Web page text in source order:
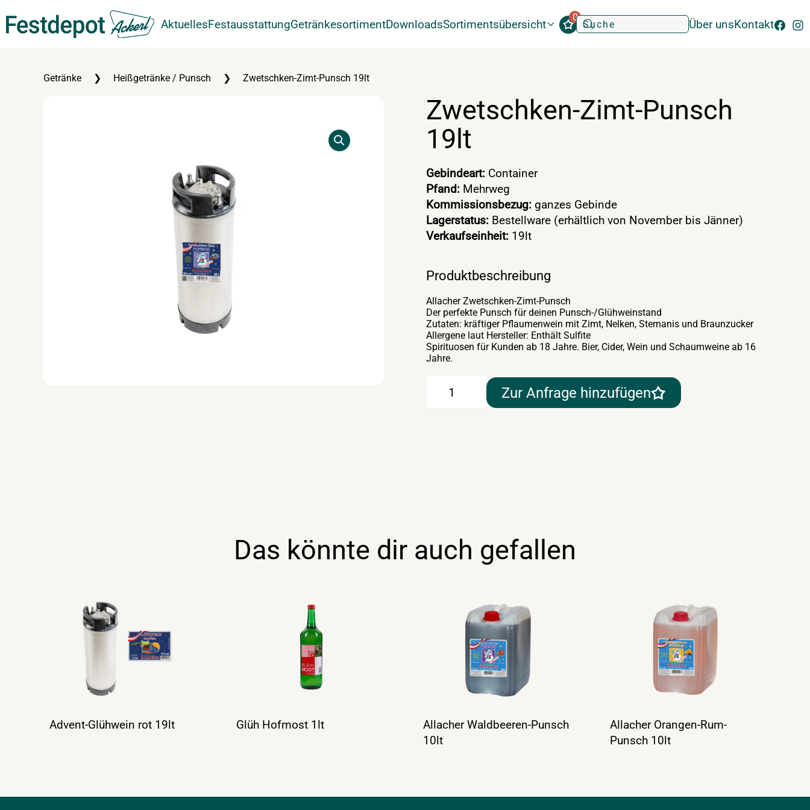
Zum Hauptinhalt springen AktuellesFestausstattungGetränkesortimentDownloadsSortimentsübersicht
0
Über unsKontakt
Getränke Heißgetränke / Punsch Zwetschken-Zimt-Punsch 19lt
Zwetschken-Zimt-Punsch
19lt
Gebindeart: Container
Pfand: Mehrweg
Kommissionsbezug: ganzes Gebinde
Lagerstatus: Bestellware (erhältlich von November bis Jänner)
Verkaufseinheit: 19lt
Produktbeschreibung
Allacher Zwetschken-Zimt-Punsch
Der perfekte Punsch für deinen Punsch-/Glühweinstand
Zutaten: kräftiger Pflaumenwein mit Zimt, Nelken, Sternanis und Braunzucker
Allergene laut Hersteller: Enthält Sulfite
Spirituosen für Kunden ab 18 Jahre. Bier, Cider, Wein und Schaumweine ab 16
Jahre.
Zur Anfrage hinzufügen
Das könnte dir auch gefallen
Advent-Glühwein rot 19lt Glüh Hofmost 1lt
Allacher Waldbeeren-Punsch
10lt
Allacher Orangen-Rum-
Punsch 10lt